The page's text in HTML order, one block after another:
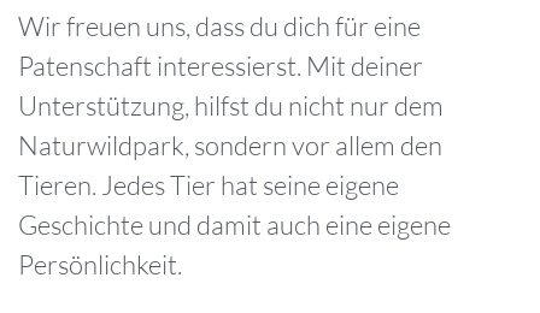
Wir freuen uns, dass du dich für eine
Patenschaft interessierst. Mit deiner
Unterstützung, hilfst du nicht nur dem
Naturwildpark, sondern vor allem den
Tieren. Jedes Tier hat seine eigene
Geschichte und damit auch eine eigene
Persönlichkeit.